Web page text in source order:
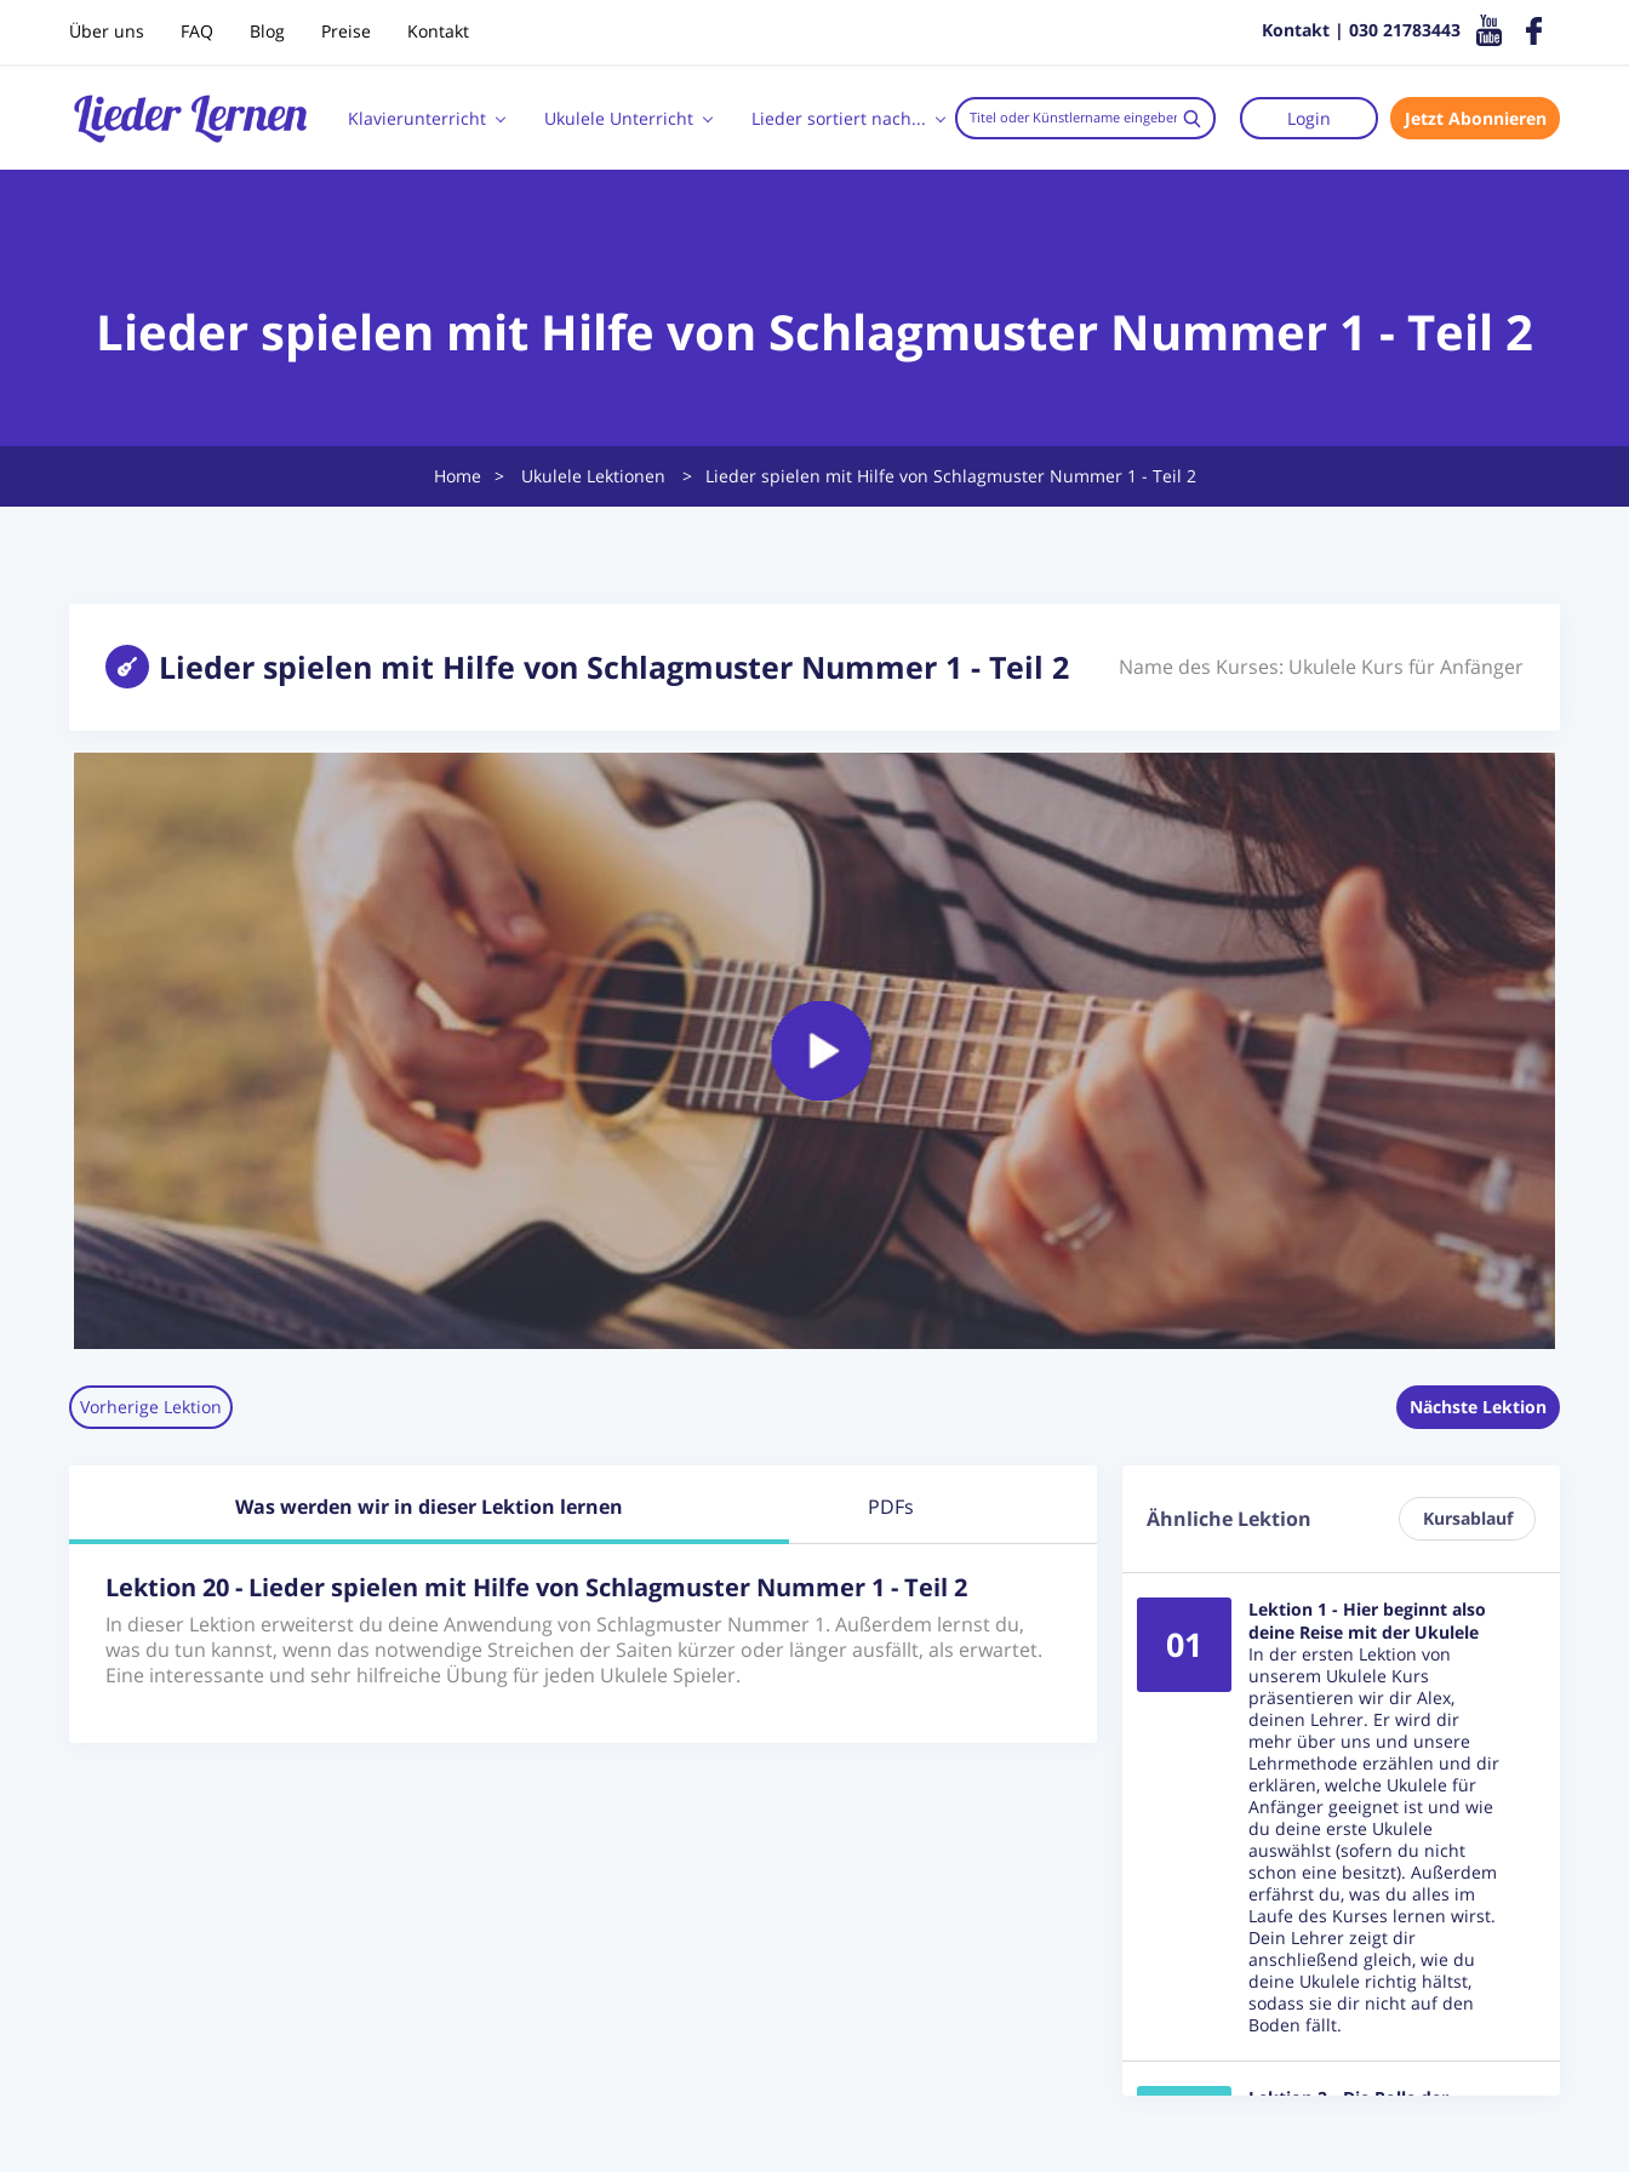
Über uns FAQ Blog Preise Kontakt Kontakt | 030 21783443
Klavierunterricht Ukulele Unterricht Lieder sortiert nach... Login Jetzt Abonnieren
Lieder spielen mit Hilfe von Schlagmuster Nummer 1 - Teil 2
Home > Ukulele Lektionen > Lieder spielen mit Hilfe von Schlagmuster Nummer 1 - Teil 2
Lieder spielen mit Hilfe von Schlagmuster Nummer 1 - Teil 2 Name des Kurses: Ukulele Kurs für Anfänger
Vorherige Lektion Nächste Lektion
Was werden wir in dieser Lektion lernen PDFs
Lektion 20 - Lieder spielen mit Hilfe von Schlagmuster Nummer 1 - Teil 2
In dieser Lektion erweiterst du deine Anwendung von Schlagmuster Nummer 1. Außerdem lernst du,
was du tun kannst, wenn das notwendige Streichen der Saiten kürzer oder länger ausfällt, als erwartet.
Eine interessante und sehr hilfreiche Übung für jeden Ukulele Spieler.
Ähnliche Lektion Kursablauf
01
Lektion 1 - Hier beginnt also
deine Reise mit der Ukulele
In der ersten Lektion von
unserem Ukulele Kurs
präsentieren wir dir Alex,
deinen Lehrer. Er wird dir
mehr über uns und unsere
Lehrmethode erzählen und dir
erklären, welche Ukulele für
Anfänger geeignet ist und wie
du deine erste Ukulele
auswählst (sofern du nicht
schon eine besitzt). Außerdem
erfährst du, was du alles im
Laufe des Kurses lernen wirst.
Dein Lehrer zeigt dir
anschließend gleich, wie du
deine Ukulele richtig hältst,
sodass sie dir nicht auf den
Boden fällt.
Lektion 2 - Die Rolle der